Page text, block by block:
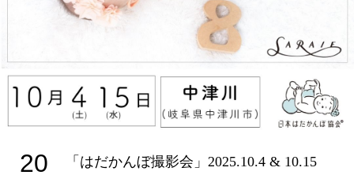
20
「はだかんぼ撮影会」2025.10.4 & 10.15